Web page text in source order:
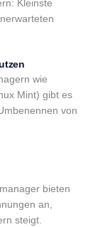
Kleinste
wie
Mint) gibt es
von
bieten
an,
steigt.